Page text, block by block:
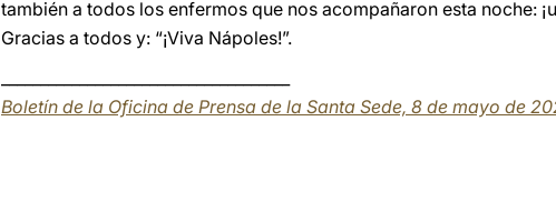
también a todos los enfermos que nos acompañaron esta noche:
Gracias a todos y: “¡Viva Nápoles!”.
Boletín de la Oficina de Prensa de la Santa Sede, 8 de mayo de